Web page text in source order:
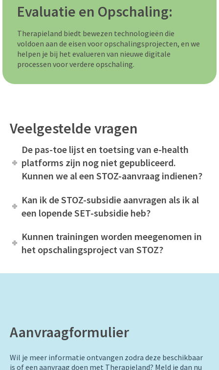
Evaluatie en Opschaling:
Therapieland biedt bewezen technologieën die
voldoen aan de eisen voor opschalingsprojecten, en we
helpen je bij het evalueren van nieuwe digitale
processen voor verdere opschaling.
Veelgestelde vragen
De pas-toe lijst en toetsing van e-health
platforms zijn nog niet gepubliceerd.
Kunnen we al een STOZ-aanvraag indienen?
Kan ik de STOZ-subsidie aanvragen als ik al
een lopende SET-subsidie heb?
Kunnen trainingen worden meegenomen in
het opschalingsproject van STOZ?
Aanvraagformulier